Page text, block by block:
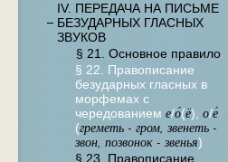
IV. ПЕРЕДАЧА НА ПИСЬМЕ
БЕЗУДАРНЫХ ГЛАСНЫХ
ЗВУКОВ
§ 21. Основное правило
§ 22. Правописание
безударных гласных в
морфемах с
чередованием е/о́(ё), о/е́
(греметь - гром, звенеть -
звон, позвонок - звенья)
§ 23. Правописание